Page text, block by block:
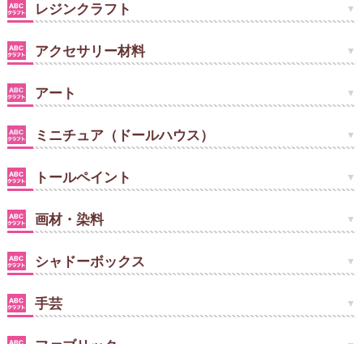
レジンクラフト
アクセサリー材料
アート
ミニチュア（ドールハウス）
トールペイント
画材・染料
シャドーボックス
手芸